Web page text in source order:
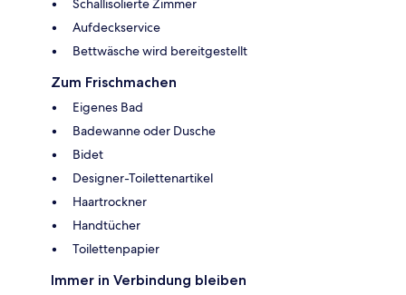
Schallisolierte Zimmer
Aufdeckservice
Bettwäsche wird bereitgestellt
Zum Frischmachen
Eigenes Bad
Badewanne oder Dusche
Bidet
Designer-Toilettenartikel
Haartrockner
Handtücher
Toilettenpapier
Immer in Verbindung bleiben